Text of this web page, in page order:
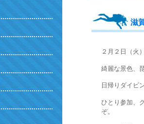
滋
２月２日（火
綺麗な景色、
日帰りダイビ
ひとり参加、
ぞ。